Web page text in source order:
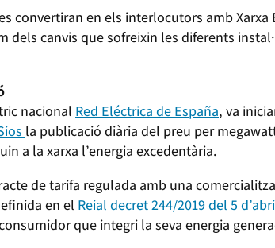
convertiran en els interlocutors amb
dels canvis que sofreixin les diferents
nacional Red Eléctrica de España, va
la publicació diària del preu per
a la xarxa l’energia excedentària.
de tarifa regulada amb una
en el Reial decret 244/2019 del 5
que integri la seva energia